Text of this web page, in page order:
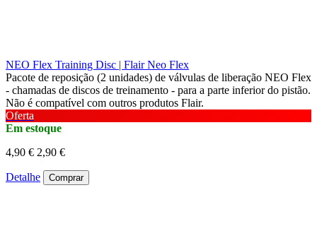
NEO Flex Training Disc | Flair Neo Flex
Pacote de reposição (2 unidades) de válvulas de liberação NEO Flex
- chamadas de discos de treinamento - para a parte inferior do pistão.
Não é compatível com outros produtos Flair.
Oferta
Em estoque
4,90 € 2,90 €
Detalhe Comprar